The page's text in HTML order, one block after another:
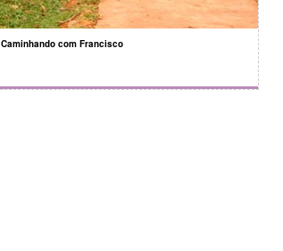
Caminhando com Francisco